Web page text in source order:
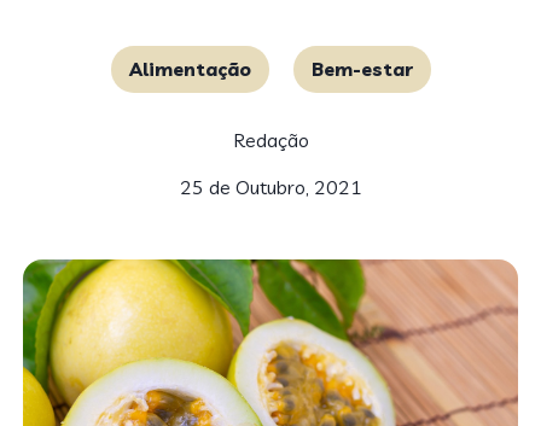
Alimentação Bem-estar
Redação
25 de Outubro, 2021